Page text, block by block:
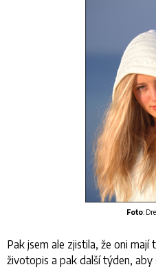
Foto:
Pak jsem ale zjistila, že oni
životopis a pak další týden,